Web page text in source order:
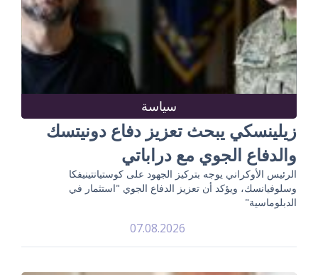
سياسة
زيلينسكي يبحث تعزيز دفاع دونيتسك
والدفاع الجوي مع دراباتي
الرئيس الأوكراني يوجه بتركيز الجهود على كوستيانتينيفكا
وسلوفيانسك، ويؤكد أن تعزيز الدفاع الجوي "استثمار في
الدبلوماسية"
07.08.2026